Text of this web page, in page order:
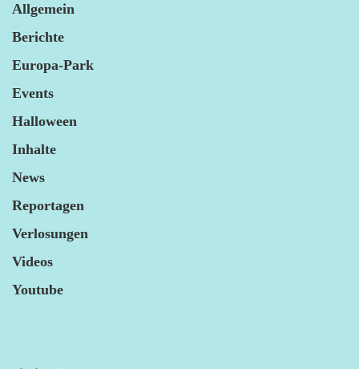
Allgemein
Berichte
Europa-Park
Events
Halloween
Inhalte
News
Reportagen
Verlosungen
Videos
Youtube